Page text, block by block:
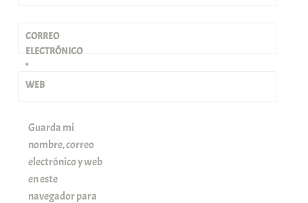
CORREO
ELECTRÓNICO
*
WEB
Guarda mi
nombre, correo
electrónico y web
en este
navegador para